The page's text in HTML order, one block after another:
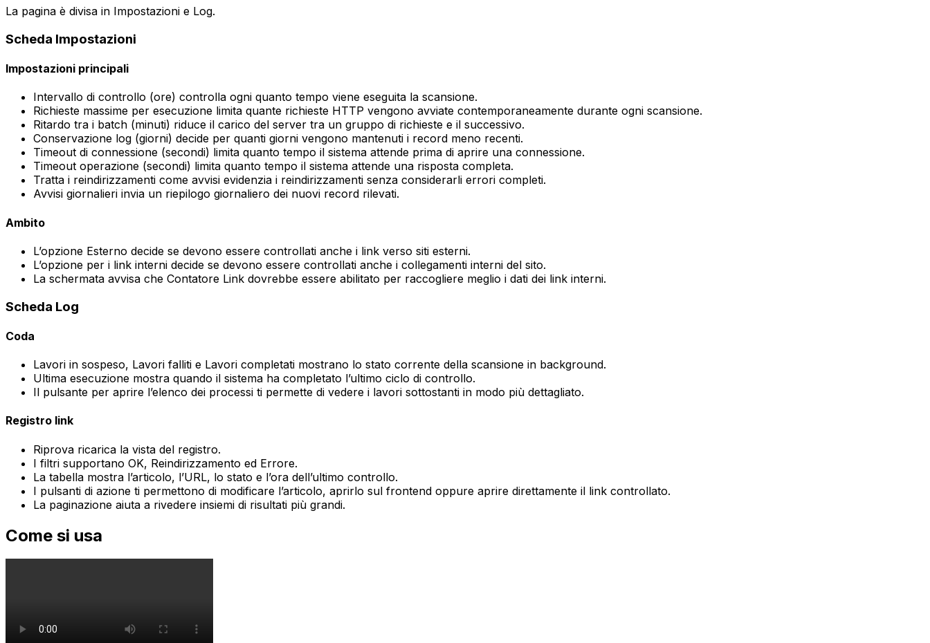
La pagina è divisa in Impostazioni e Log.
Scheda Impostazioni
Impostazioni principali
Intervallo di controllo (ore) controlla ogni quanto tempo viene eseguita la scansione.
Richieste massime per esecuzione limita quante richieste HTTP vengono avviate contemporaneamente durante ogni scansione.
Ritardo tra i batch (minuti) riduce il carico del server tra un gruppo di richieste e il successivo.
Conservazione log (giorni) decide per quanti giorni vengono mantenuti i record meno recenti.
Timeout di connessione (secondi) limita quanto tempo il sistema attende prima di aprire una connessione.
Timeout operazione (secondi) limita quanto tempo il sistema attende una risposta completa.
Tratta i reindirizzamenti come avvisi evidenzia i reindirizzamenti senza considerarli errori completi.
Avvisi giornalieri invia un riepilogo giornaliero dei nuovi record rilevati.
Ambito
L’opzione Esterno decide se devono essere controllati anche i link verso siti esterni.
L’opzione per i link interni decide se devono essere controllati anche i collegamenti interni del sito.
La schermata avvisa che Contatore Link dovrebbe essere abilitato per raccogliere meglio i dati dei link interni.
Scheda Log
Coda
Lavori in sospeso, Lavori falliti e Lavori completati mostrano lo stato corrente della scansione in background.
Ultima esecuzione mostra quando il sistema ha completato l’ultimo ciclo di controllo.
Il pulsante per aprire l’elenco dei processi ti permette di vedere i lavori sottostanti in modo più dettagliato.
Registro link
Riprova ricarica la vista del registro.
I filtri supportano OK, Reindirizzamento ed Errore.
La tabella mostra l’articolo, l’URL, lo stato e l’ora dell’ultimo controllo.
I pulsanti di azione ti permettono di modificare l’articolo, aprirlo sul frontend oppure aprire direttamente il link controllato.
La paginazione aiuta a rivedere insiemi di risultati più grandi.
Come si usa